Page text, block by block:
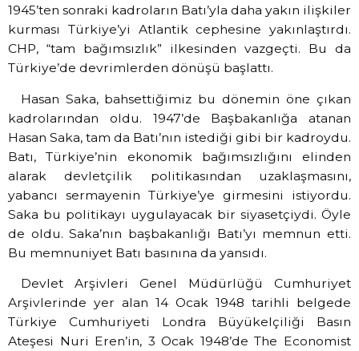
1945’ten sonraki kadroların Batı’yla daha yakın ilişkiler
kurması Türkiye’yi Atlantik cephesine yakınlaştırdı.
CHP, “tam bağımsızlık” ilkesinden vazgeçti. Bu da
Türkiye’de devrimlerden dönüşü başlattı.
Hasan Saka, bahsettiğimiz bu dönemin öne çıkan
kadrolarından oldu. 1947’de Başbakanlığa atanan
Hasan Saka, tam da Batı’nın istediği gibi bir kadroydu.
Batı, Türkiye’nin ekonomik bağımsızlığını elinden
alarak devletçilik politikasından uzaklaşmasını,
yabancı sermayenin Türkiye’ye girmesini istiyordu.
Saka bu politikayı uygulayacak bir siyasetçiydi. Öyle
de oldu. Saka’nın başbakanlığı Batı’yı memnun etti.
Bu memnuniyet Batı basınına da yansıdı.
Devlet Arşivleri Genel Müdürlüğü Cumhuriyet
Arşivlerinde yer alan 14 Ocak 1948 tarihli belgede
Türkiye Cumhuriyeti Londra Büyükelçiliği Basın
Ateşesi Nuri Eren’in, 3 Ocak 1948’de The Economist